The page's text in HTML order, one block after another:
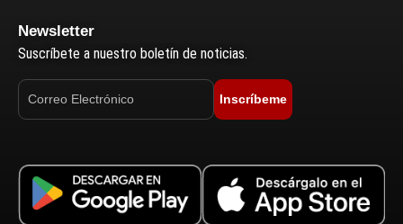
Newsletter
Suscríbete a nuestro boletín de noticias.
Inscríbeme